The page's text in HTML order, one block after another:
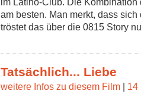
am besten. Man merkt, dass
tröstet das über die 0815 Story
Tatsächlich... Liebe
weitere Infos zu diesem Film
14